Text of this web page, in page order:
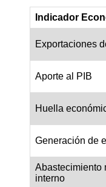
Indicador
Exportaciones
Aporte al PIB
Huella
Generación de
Abastecimiento
interno